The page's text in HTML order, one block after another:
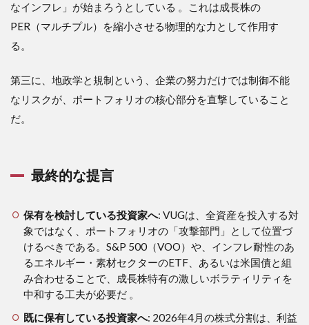
なインフレ」が始まろうとしている 。これは成長株の
PER（マルチプル）を縮小させる物理的な力として作用す
る。
第三に、地政学と規制という、企業の努力だけでは制御不能
なリスクが、ポートフォリオの核心部分を直撃していること
だ。
最終的な提言
保有を検討している投資家へ: VUGは、全資産を投入する対
象ではなく、ポートフォリオの「攻撃部門」として位置づ
けるべきである。S&P 500（VOO）や、インフレ耐性のあ
るエネルギー・素材セクターのETF、あるいは米国債と組
み合わせることで、成長株特有の激しいボラティリティを
中和する工夫が必要だ 。
既に保有している投資家へ: 2026年4月の株式分割は、利益